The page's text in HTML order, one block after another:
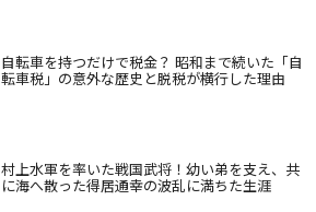
自転車を持つだけで税金？ 昭和まで続いた「自
転車税」の意外な歴史と脱税が横行した理由
村上水軍を率いた戦国武将！幼い弟を支え、共
に海へ散った得居通幸の波乱に満ちた生涯